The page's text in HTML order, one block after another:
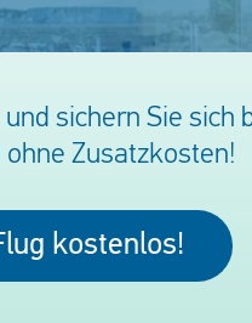
sichern Sie sich
Zusatzkosten!
kostenlos!